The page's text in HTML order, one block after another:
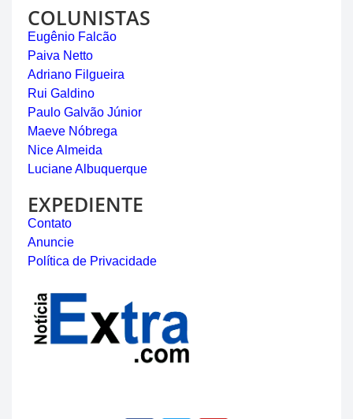
COLUNISTAS
Eugênio Falcão
Paiva Netto
Adriano Filgueira
Rui Galdino
Paulo Galvão Júnior
Maeve Nóbrega
Nice Almeida
Luciane Albuquerque
EXPEDIENTE
Contato
Anuncie
Política de Privacidade